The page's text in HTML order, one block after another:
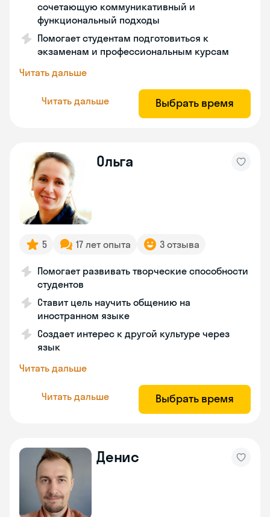
сочетающую коммуникативный и
функциональный подходы
Помогает студентам подготовиться к
экзаменам и профессиональным курсам
Читать дальше
Читать дальше Выбрать время
Ольга
5 17 лет опыта 3 отзыва
Помогает развивать творческие способности
студентов
Ставит цель научить общению на
иностранном языке
Создает интерес к другой культуре через
язык
Читать дальше
Читать дальше Выбрать время
Денис